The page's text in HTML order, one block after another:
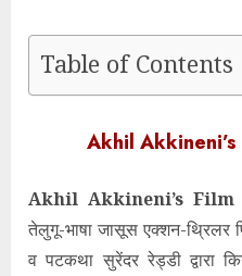
Table of Contents
Akhil
Akhil Akkineni’s Film
तेलुगू-भाषा जासूस एक्शन-थ्रिलर
व पटकथा सुरेंदर रेड्डी द्वारा